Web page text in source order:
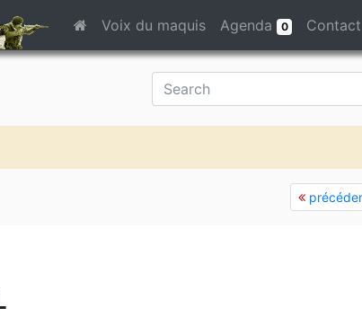
Voix du maquis Agenda 0 Contact